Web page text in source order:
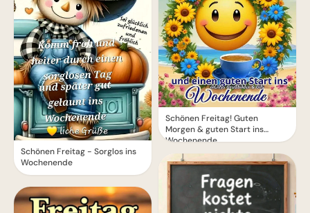
Schönen Freitag - Sorglos ins
Wochenende
Schönen Freitag! Guten
Morgen & guten Start ins
Wochenende